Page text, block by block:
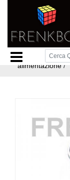
Home Page /
telecamere
telecamere
alimentazione /